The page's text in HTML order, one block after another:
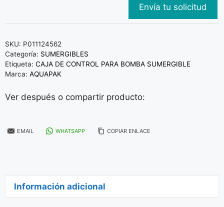
SKU: P011124562
Categoría: SUMERGIBLES
Etiqueta: CAJA DE CONTROL PARA BOMBA SUMERGIBLE
Marca: AQUAPAK
Ver después o compartir producto:
EMAIL WHATSAPP COPIAR ENLACE
Información adicional